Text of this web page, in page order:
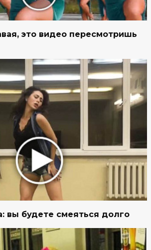
это видео пересмотришь
вы будете смеяться долго